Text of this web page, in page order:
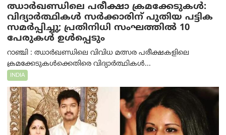
ഝാര്‍ഖണ്ഡിലെ പരീക്ഷാ ക്രമക്കേടുകള്‍:
വിദ്യാർത്ഥികൾ സർക്കാരിന് പുതിയ പട്ടിക
സമർപ്പിച്ചു; പ്രതിനിധി സംഘത്തിൽ 10
പേരുകൾ ഉൾപ്പെടും
റാഞ്ചി : ഝാർഖണ്ഡിലെ വിവിധ മത്സര പരീക്ഷകളിലെ
ക്രമക്കേടുകൾക്കെതിരെ വിദ്യാർത്ഥികൾ...
INDIA